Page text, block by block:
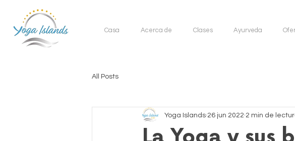
Casa Acerca de Clases Ayurveda
All Posts
Yoga Islands 26 jun 2022 2 min de